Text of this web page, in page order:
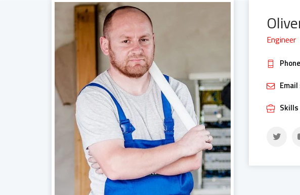
Engineer
Email
Skills